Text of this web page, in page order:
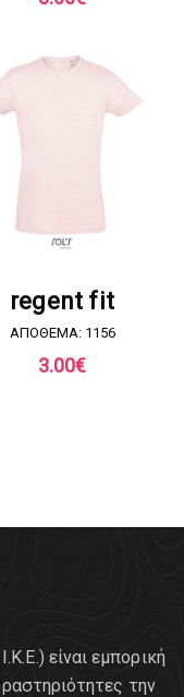
regent fit
ΑΠΟΘΕΜΑ: 1156
3.00€
είναι εμπορική
την